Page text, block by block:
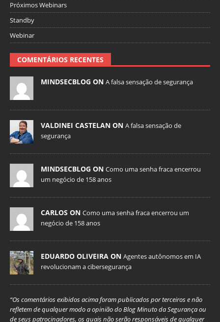
Próximos Webinars
Standby
Webinar
COMENTÁRIOS RECENTES
MINDSECBLOG ON A falsa sensação de segurança
VALDINEI CASTELAN ON A falsa sensação de
segurança
MINDSECBLOG ON Como uma senha fraca encerrou
um negócio de 158 anos
CARLOS ON Como uma senha fraca encerrou um
negócio de 158 anos
EDUARDO OLIVEIRA ON Agentes autônomos em IA
revolucionam a cibersegurança
“Os comentários exibidos acima foram publicados por terceiros e não
refletem de qualquer modo a opinião do Blog Minuto da Segurança ou
de seus patrocinadores, os quais não serão responsáveis de qualquer